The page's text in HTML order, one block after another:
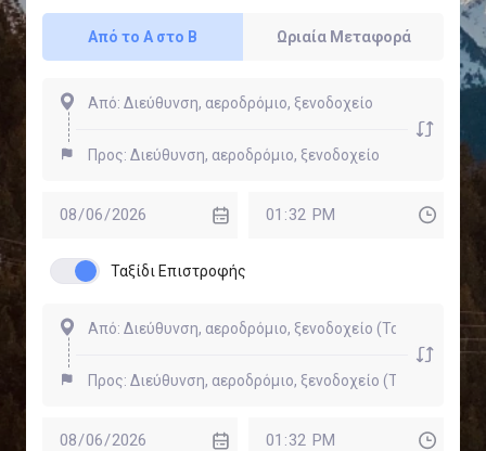
Από το Α στο Β Ωριαία Μεταφορά
Ταξίδι Επιστροφής